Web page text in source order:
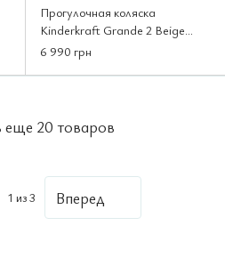
Прогулочная коляска
Kinderkraft Grande 2 Beige
(KSGRAN02BEG0000)
6 990 грн
еще 20 товаров
1 из 3 Вперед